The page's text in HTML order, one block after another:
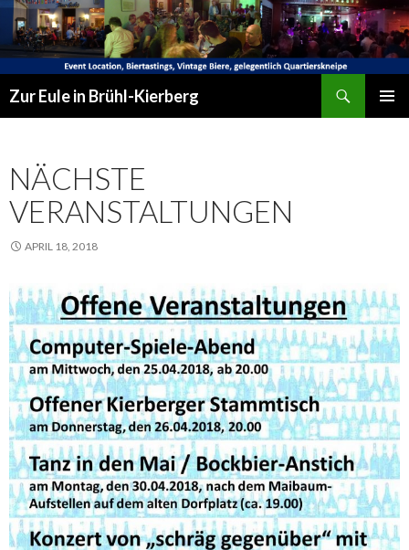
Zur Eule in Brühl-Kierberg
NÄCHSTE
VERANSTALTUNGEN
APRIL 18, 2018